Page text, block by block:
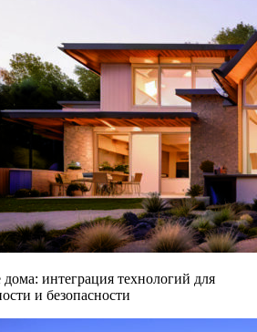
интеграция технологий для
и безопасности